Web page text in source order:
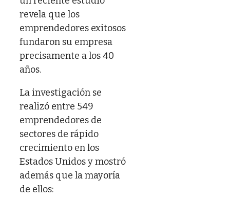
revela que los
emprendedores exitosos
fundaron su empresa
precisamente a los 40
años.
La investigación se
realizó entre 549
emprendedores de
sectores de rápido
crecimiento en los
Estados Unidos y mostró
además que la mayoría
de ellos: